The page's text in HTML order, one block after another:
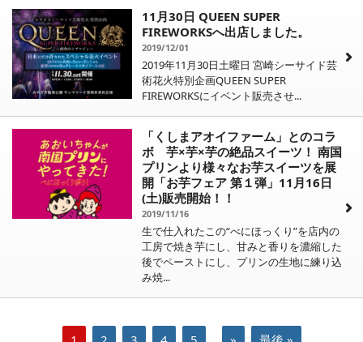
11月30日 QUEEN SUPER
FIREWORKSへ出店しました。
2019/12/01
2019年11月30日土曜日 宮崎シーサイド芸
術花火特別企画QUEEN SUPER
FIREWORKSにイベント販売させ...
「くしまアオイファーム」とのコラ
ボ 芋×芋×芋の絶品スイーツ！ 南国
プリンより様々なお芋スイーツを展
開「お芋フェア 第１弾」11月16日
(土)販売開始！！
2019/11/16
生で仕入れたこの“べにほっくり”を店内の
工房で焼き芋にし、甘みと香りを濃縮した
後でペーストにし、プリンの生地に練り込
み焼...